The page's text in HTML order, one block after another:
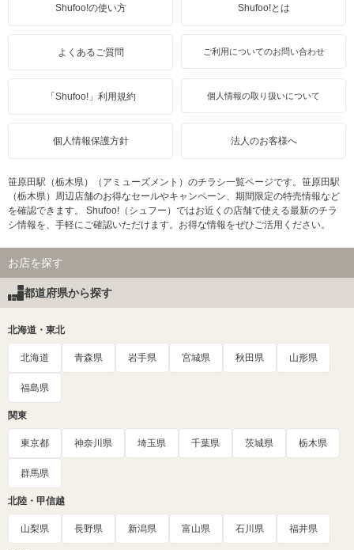
Shufoo!の使い方 Shufoo!とは
よくあるご質問 ご利用についてのお問い合わせ
「Shufoo!」利用規約 個人情報の取り扱いについて
個人情報保護方針 法人のお客様へ
笹原田駅（栃木県）（アミューズメント）のチラシ一覧ページです。笹原田駅
（栃木県）周辺店舗のお得なセールやキャンペーン、期間限定の特売情報など
を確認できます。 Shufoo!（シュフー）ではお近くの店舗で使える最新のチラ
シ情報を、手軽にご確認いただけます。お得な情報をぜひご活用ください。
お店を探す
都道府県から探す
北海道・東北
北海道 青森県 岩手県 宮城県 秋田県 山形県
福島県
関東
東京都 神奈川県 埼玉県 千葉県 茨城県 栃木県
群馬県
北陸・甲信越
山梨県 長野県 新潟県 富山県 石川県 福井県